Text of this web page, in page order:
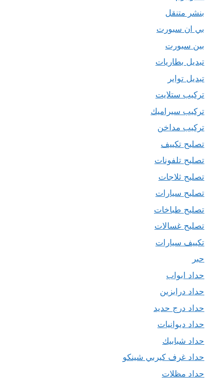
بنشر متنقل
بي ان سبورت
بين سبورت
تبديل بطاريات
تبديل تواير
تركيب ستلايت
تركيب سيراميك
تركيب مداخن
تصليح تكييف
تصليح تلفونات
تصليح ثلاجات
تصليح سيارات
تصليح طباخات
تصليح غسالات
تكييف سيارات
حبر
حداد ابواب
حداد درابزين
حداد درج حديد
حداد ديوانيات
حداد شبابيك
حداد غرف كيربي شينكو
حداد مظلات